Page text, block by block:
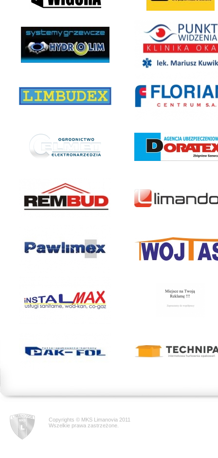
Copyrights © MKS Limanovia 2011
Wszelkie prawa zastrzeżone.